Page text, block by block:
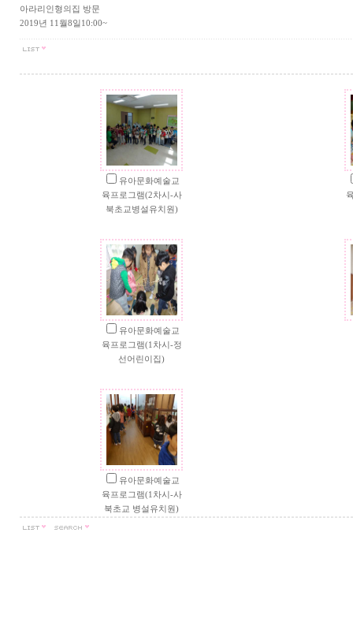
아라리인형의집 방문
2019년 11월8일10:00~
유아문화예술교
육프로그램(2차시-사
북초교병설유치원)
유아문화예술교
육프로그램(1차시-정
선어린이집)
유아문화예술교
육프로그램(1차시-사
북초교 병설유치원)